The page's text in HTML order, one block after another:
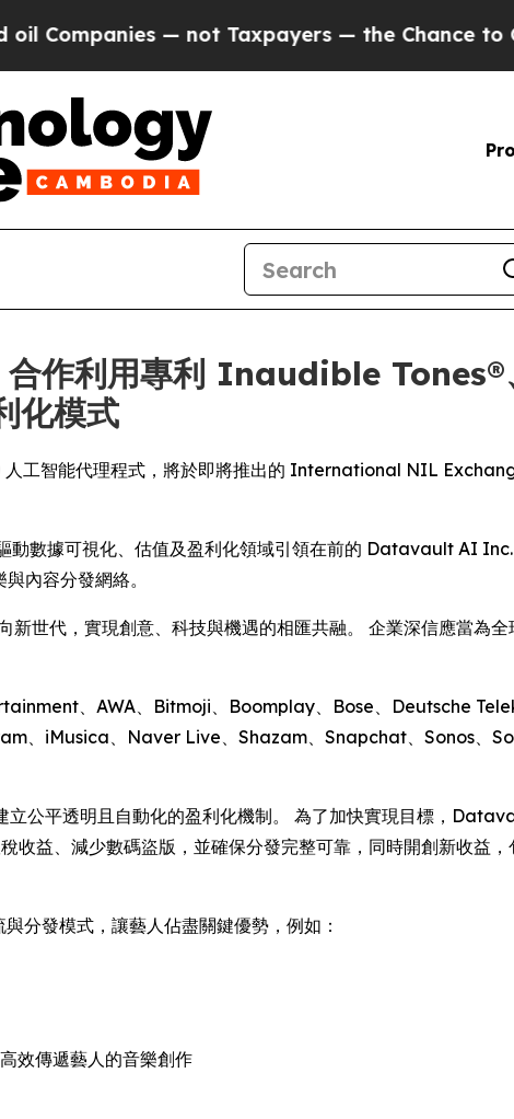
— not Taxpayers — the Chance to Cash in on
利用專利 Inaudible Tones®
化模式
智能代理程式，將於即將推出的 International NIL
數據可視化、估值及盈利化領域引領在前的 Datavault AI
內容分發網絡。
世代，實現創意、科技與機遇的相匯共融。 企業深信應當為
、AWA、Bitmoji、Boomplay、Bose、Deutsche
iMusica、Naver Live、Shazam、Snapchat、Sonos、
公平透明且自動化的盈利化機制。 為了加快實現目標，
益、減少數碼盜版，並確保分發完整可靠，同時開創新收益，
分發模式，讓藝人佔盡關鍵優勢，例如：
效傳遞藝人的音樂創作